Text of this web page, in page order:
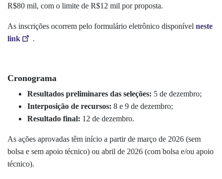
R$80 mil, com o limite de R$12 mil por proposta.
As inscrições ocorrem pelo formulário eletrônico disponível neste
link
.
Cronograma
Resultados preliminares das seleções: 5 de dezembro;
Interposição de recursos: 8 e 9 de dezembro;
Resultado final: 12 de dezembro.
As ações aprovadas têm início a partir de março de 2026 (sem
bolsa e sem apoio técnico) ou abril de 2026 (com bolsa e/ou apoio
técnico).